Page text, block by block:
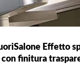
Effetto
finitura